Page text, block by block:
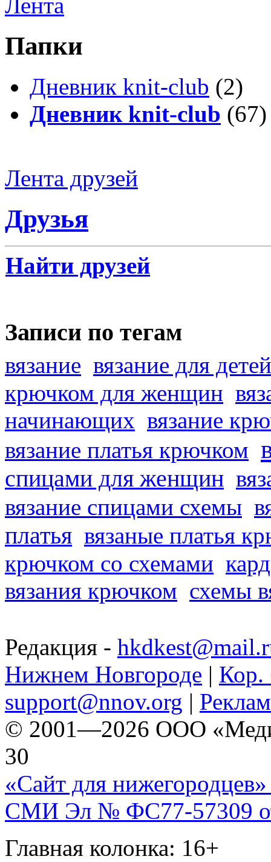
Лента
Папки
Дневник knit-club (2)
Дневник knit-club (67)
Лента друзей
Друзья
Найти друзей
Записи по тегам
вязание вязание для детей
крючком для женщин
начинающих вязание
вязание платья крючком
спицами для женщин
вязание спицами схемы
платья вязаные платья
крючком со схемами
вязания крючком схемы
Редакция -
Нижнем Новгороде | Кор.
support@nnov.org |
© 2001—2026 ООО
30
«Сайт для нижегородцев»
СМИ Эл № ФС77-57309
Главная колонка: 16+